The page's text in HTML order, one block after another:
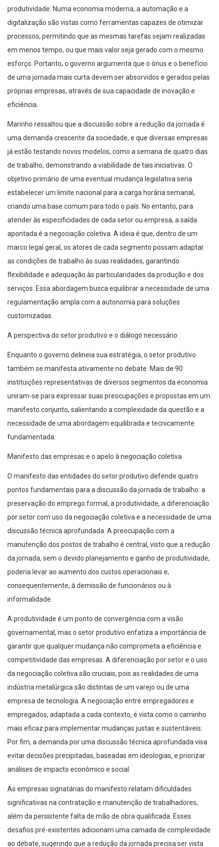
produtividade. Numa economia moderna, a automação e a
digitalização são vistas como ferramentas capazes de otimizar
processos, permitindo que as mesmas tarefas sejam realizadas
em menos tempo, ou que mais valor seja gerado com o mesmo
esforço. Portanto, o governo argumenta que o ônus e o benefício
de uma jornada mais curta devem ser absorvidos e gerados pelas
próprias empresas, através de sua capacidade de inovação e
eficiência.
Marinho ressaltou que a discussão sobre a redução da jornada é
uma demanda crescente da sociedade, e que diversas empresas
já estão testando novos modelos, como a semana de quatro dias
de trabalho, demonstrando a viabilidade de tais iniciativas. O
objetivo primário de uma eventual mudança legislativa seria
estabelecer um limite nacional para a carga horária semanal,
criando uma base comum para todo o país. No entanto, para
atender às especificidades de cada setor ou empresa, a saída
apontada é a negociação coletiva. A ideia é que, dentro de um
marco legal geral, os atores de cada segmento possam adaptar
as condições de trabalho às suas realidades, garantindo
flexibilidade e adequação às particularidades da produção e dos
serviços. Essa abordagem busca equilibrar a necessidade de uma
regulamentação ampla com a autonomia para soluções
customizadas.
A perspectiva do setor produtivo e o diálogo necessário
Enquanto o governo delineia sua estratégia, o setor produtivo
também se manifesta ativamente no debate. Mais de 90
instituições representativas de diversos segmentos da economia
uniram-se para expressar suas preocupações e propostas em um
manifesto conjunto, salientando a complexidade da questão e a
necessidade de uma abordagem equilibrada e tecnicamente
fundamentada.
Manifesto das empresas e o apelo à negociação coletiva
O manifesto das entidades do setor produtivo defende quatro
pontos fundamentais para a discussão da jornada de trabalho: a
preservação do emprego formal, a produtividade, a diferenciação
por setor com uso da negociação coletiva e a necessidade de uma
discussão técnica aprofundada. A preocupação com a
manutenção dos postos de trabalho é central, visto que a redução
da jornada, sem o devido planejamento e ganho de produtividade,
poderia levar ao aumento dos custos operacionais e,
consequentemente, à demissão de funcionários ou à
informalidade.
A produtividade é um ponto de convergência com a visão
governamental, mas o setor produtivo enfatiza a importância de
garantir que qualquer mudança não comprometa a eficiência e
competitividade das empresas. A diferenciação por setor e o uso
da negociação coletiva são cruciais, pois as realidades de uma
indústria metalúrgica são distintas de um varejo ou de uma
empresa de tecnologia. A negociação entre empregadores e
empregados, adaptada a cada contexto, é vista como o caminho
mais eficaz para implementar mudanças justas e sustentáveis.
Por fim, a demanda por uma discussão técnica aprofundada visa
evitar decisões precipitadas, baseadas em ideologias, e priorizar
análises de impacto econômico e social.
As empresas signatárias do manifesto relatam dificuldades
significativas na contratação e manutenção de trabalhadores,
além da persistente falta de mão de obra qualificada. Esses
desafios pré-existentes adicionam uma camada de complexidade
ao debate, sugerindo que a redução da jornada precisa ser vista